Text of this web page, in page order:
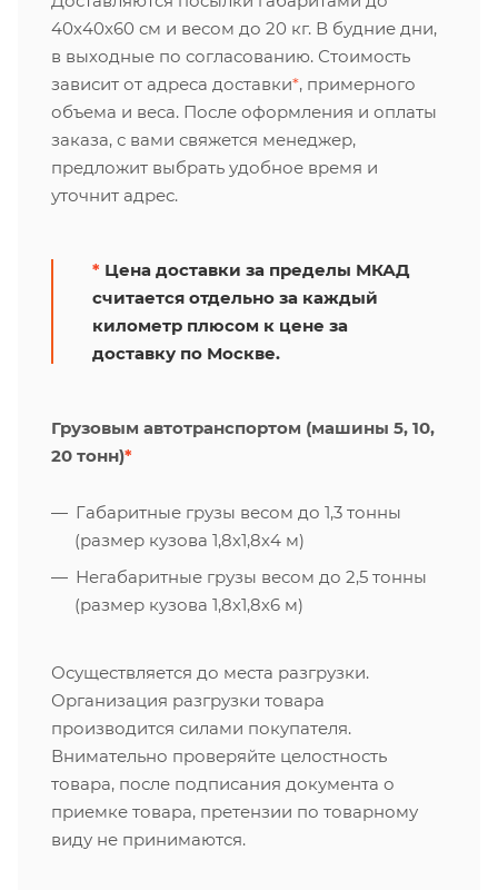
40х40х60 см и весом до 20 кг. В будние дни,
в выходные по согласованию. Стоимость
зависит от адреса доставки*, примерного
объема и веса. После оформления и оплаты
заказа, с вами свяжется менеджер,
предложит выбрать удобное время и
уточнит адрес.
* Цена доставки за пределы МКАД
считается отдельно за каждый
километр плюсом к цене за
доставку по Москве.
Грузовым автотранспортом (машины 5, 10,
20 тонн)*
Габаритные грузы весом до 1,3 тонны
(размер кузова 1,8х1,8х4 м)
Негабаритные грузы весом до 2,5 тонны
(размер кузова 1,8х1,8х6 м)
Осуществляется до места разгрузки.
Организация разгрузки товара
производится силами покупателя.
Внимательно проверяйте целостность
товара, после подписания документа о
приемке товара, претензии по товарному
виду не принимаются.